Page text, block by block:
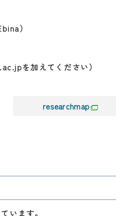
）
を加えてください）
researchmap
います。